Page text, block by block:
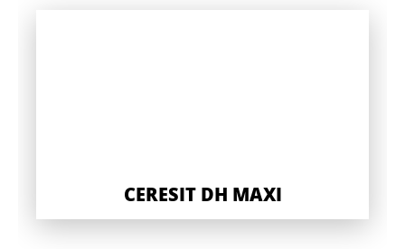
CERESIT DH MAXI